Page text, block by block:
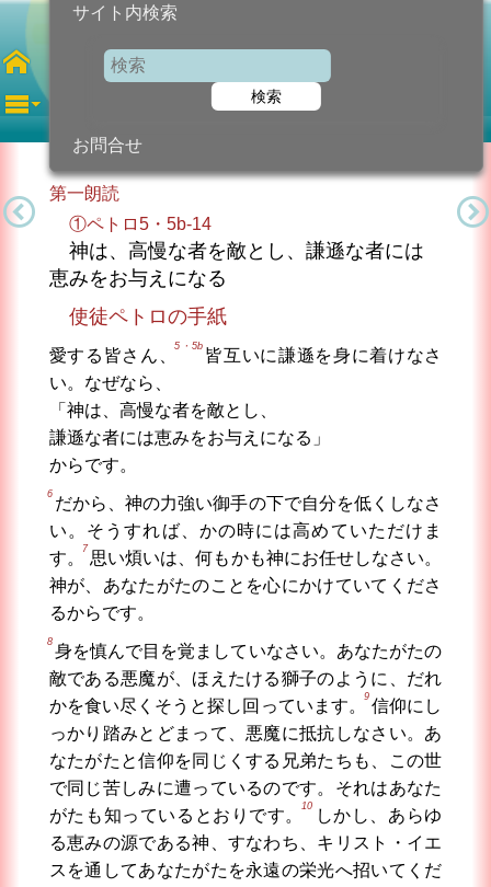
サイト内検索
検索
お問合せ
聖マルコ福音記者聖人の記念
第一朗読
①ペトロ5・5b-14
神は、高慢な者を敵とし、謙遜な者には
恵みをお与えになる
使徒ペトロの手紙
愛する皆さん、
5・5b
皆互いに謙遜を身に着けなさ
い。なぜなら、
「神は、高慢な者を敵とし、
謙遜な者には恵みをお与えになる」
からです。
6
だから、神の力強い御手の下で自分を低くしなさ
い。そうすれば、かの時には高めていただけま
す。
7
思い煩いは、何もかも神にお任せしなさい。
神が、あなたがたのことを心にかけていてくださ
るからです。
8
身を慎んで目を覚ましていなさい。あなたがたの
敵である悪魔が、ほえたける獅子のように、だれ
かを食い尽くそうと探し回っています。
9
信仰にし
っかり踏みとどまって、悪魔に抵抗しなさい。あ
なたがたと信仰を同じくする兄弟たちも、この世
で同じ苦しみに遭っているのです。それはあなた
がたも知っているとおりです。
10
しかし、あらゆ
る恵みの源である神、すなわち、キリスト・イエ
スを通してあなたがたを永遠の栄光へ招いてくだ